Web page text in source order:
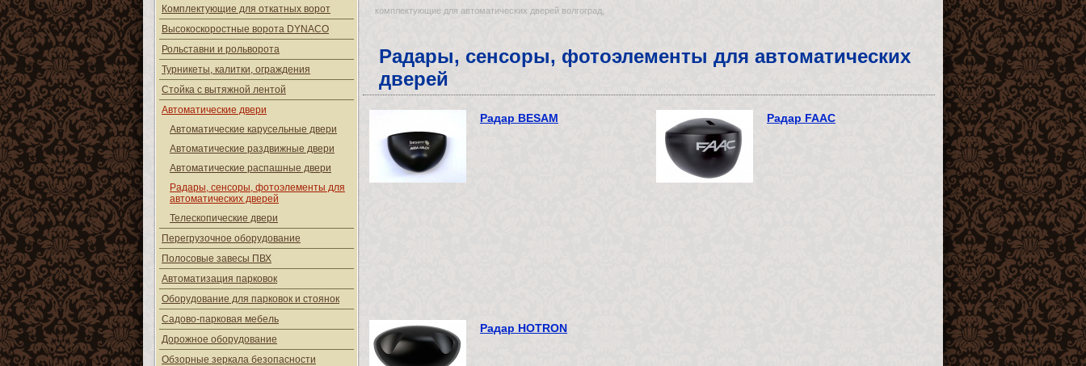
Комплектующие для откатных ворот
Высокоскоростные ворота DYNACO
Рольставни и рольворота
Турникеты, калитки, ограждения
Стойка с вытяжной лентой
Автоматические двери
Автоматические карусельные двери
Автоматические раздвижные двери
Автоматические распашные двери
Радары, сенсоры, фотоэлементы для
автоматических дверей
Телескопические двери
Перегрузочное оборудование
Полосовые завесы ПВХ
Автоматизация парковок
Оборудование для парковок и стоянок
Садово-парковая мебель
Дорожное оборудование
Обзорные зеркала безопасности
комплектующие для автоматических дверей волгоград,
Радары, сенсоры, фотоэлементы для автоматических
дверей
Радар BESAM Радар FAAC
Радар HOTRON